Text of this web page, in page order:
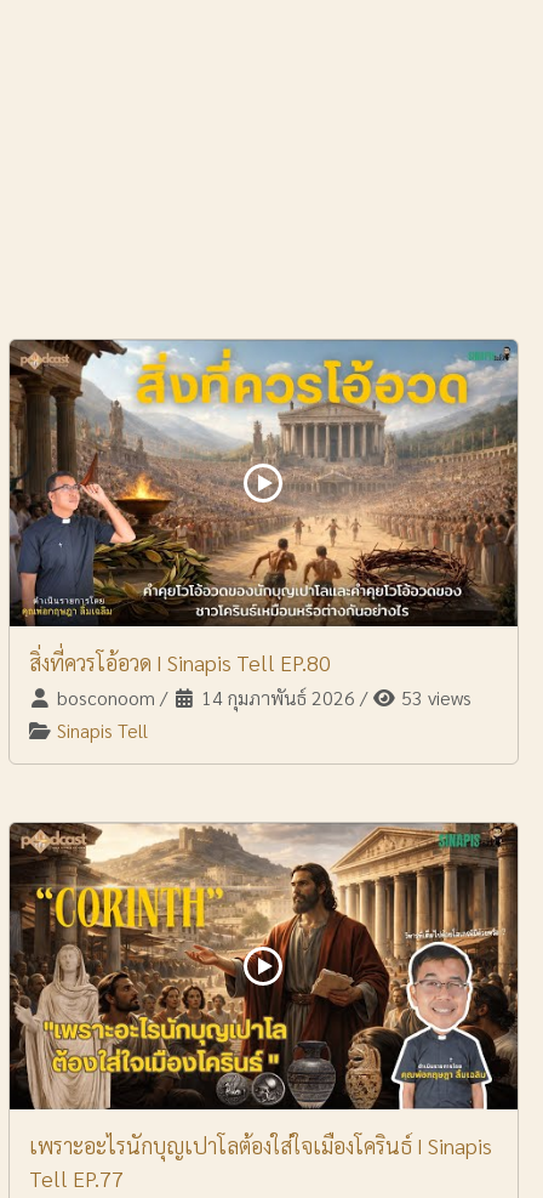
สิ่งที่ควรโอ้อวด I Sinapis Tell EP.80
bosconoom / 14 กุมภาพันธ์ 2026 /
53 views
Sinapis Tell
เพราะอะไรนักบุญเปาโลต้องใส่ใจเมืองโครินธ์ I Sinapis
Tell EP.77